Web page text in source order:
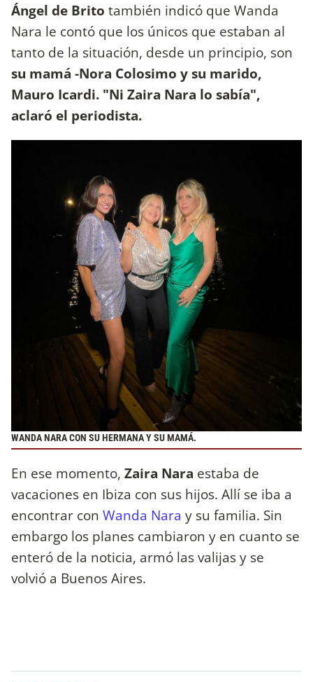
Ángel de Brito también indicó que Wanda
Nara le contó que los únicos que estaban al
tanto de la situación, desde un principio, son
su mamá -Nora Colosimo y su marido,
Mauro Icardi. "Ni Zaira Nara lo sabía",
aclaró el periodista.
WANDA NARA CON SU HERMANA Y SU MAMÁ.
En ese momento, Zaira Nara estaba de
vacaciones en Ibiza con sus hijos. Allí se iba a
encontrar con Wanda Nara y su familia. Sin
embargo los planes cambiaron y en cuanto se
enteró de la noticia, armó las valijas y se
volvió a Buenos Aires.